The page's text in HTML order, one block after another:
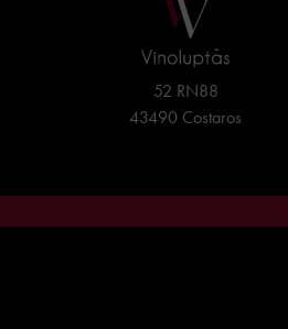
52 RN88
43490 Costaros